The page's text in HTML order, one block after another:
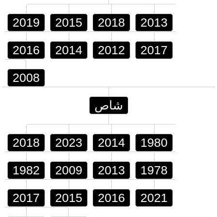
2019 2015 2018 2013
2016 2014 2012 2017
2008
شاص
2018 2023 2014 1980
1982 2009 2013 1978
2017 2015 2016 2021